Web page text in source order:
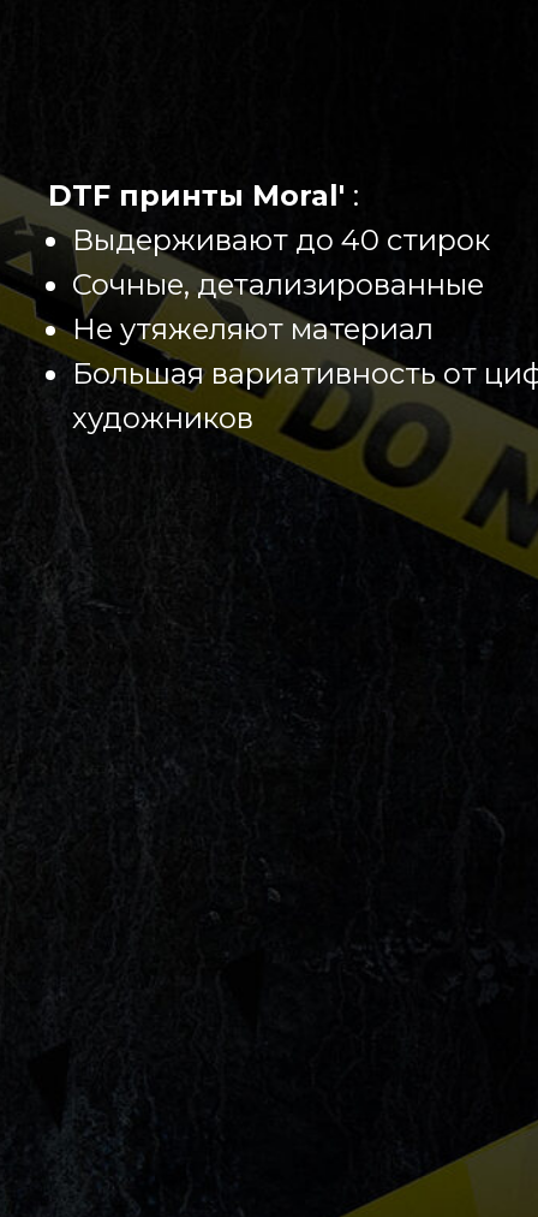
DTF принты Moral' :
Выдерживают до 40 стирок
Сочные, детализированные
Не утяжеляют материал
Большая вариативность от
художников